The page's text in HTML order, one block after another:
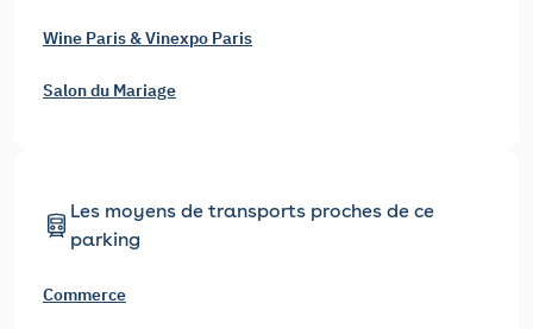
Wine Paris & Vinexpo Paris
Salon du Mariage
Les moyens de transports proches de ce
parking
Commerce